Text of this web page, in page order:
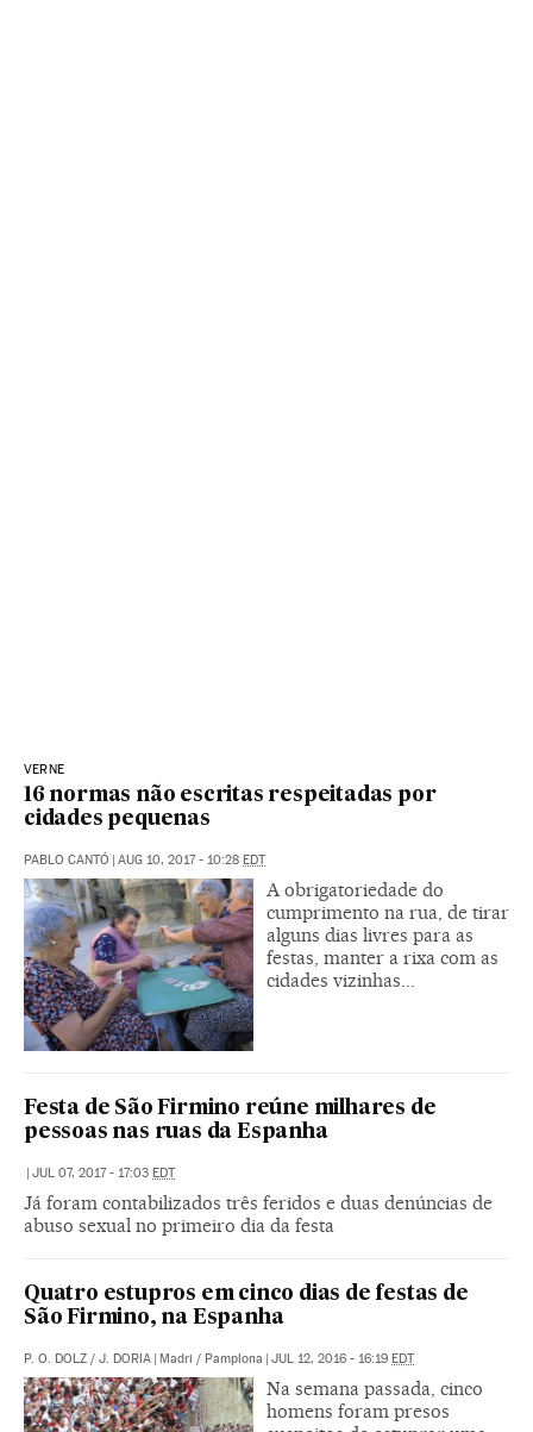
VERNE
16 normas não escritas respeitadas por
cidades pequenas
PABLO CANTÓ AUG 10, 2017 - 10:28 EDT
A obrigatoriedade do
cumprimento na rua, de tirar
alguns dias livres para as
festas, manter a rixa com as
cidades vizinhas...
Festa de São Firmino reúne milhares de
pessoas nas ruas da Espanha
JUL 07, 2017 - 17:03 EDT
Já foram contabilizados três feridos e duas denúncias de
abuso sexual no primeiro dia da festa
Quatro estupros em cinco dias de festas de
São Firmino, na Espanha
P. O. DOLZ / J. DORIA Madri / Pamplona JUL 12, 2016 - 16:19 EDT
Na semana passada, cinco
homens foram presos